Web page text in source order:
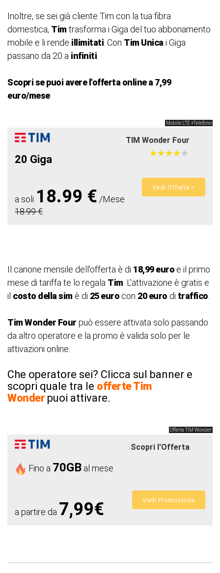
Inoltre, se sei già cliente Tim con la tua fibra
domestica, Tim trasforma i Giga del tuo abbonamento
mobile e li rende illimitati. Con Tim Unicai Giga
passano da 20 a infiniti.
Scopri se puoi avere l'offerta online a 7,99
euro/mese
Mobile LTE +Telefono
TIM Wonder Four
20 Giga
★★★★★
★★★★★
a soli 18.99 € /Mese
18.99 €
Vedi Offerta >
Il canone mensile dell'offerta è di 18,99 euro e il primo
mese di tariffa te lo regala Tim . L'attivazione è gratis e
il costo della sim è di 25 euro con 20 euro di traffico
Tim Wonder Four può essere attivata solo passando
da altro operatore e la promo è valida solo per le
attivazioni online.
Che operatore sei? Clicca sul banner e
scopri quale tra le offerte Tim
Wonder puoi attivare.
Offerta TIM Wonder
Scopri l'Offerta
Fino a 70GB al mese
a partire da 7,99€ Vedi Promozione